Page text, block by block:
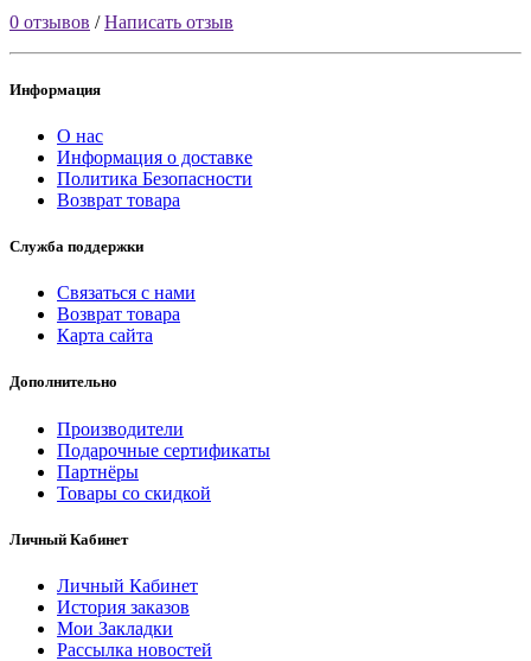
0 отзывов /Написать отзыв
Информация
О нас
Информация о доставке
Политика Безопасности
Возврат товара
Служба поддержки
Связаться с нами
Возврат товара
Карта сайта
Дополнительно
Производители
Подарочные сертификаты
Партнёры
Товары со скидкой
Личный Кабинет
Личный Кабинет
История заказов
Мои Закладки
Рассылка новостей